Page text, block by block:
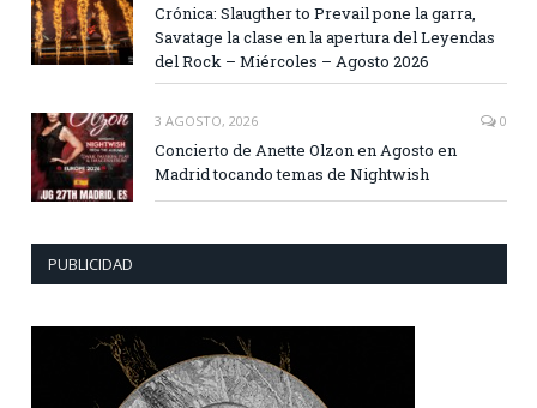
Crónica: Slaugther to Prevail pone la garra,
Savatage la clase en la apertura del Leyendas
del Rock – Miércoles – Agosto 2026
3 AGOSTO, 2026 0
Concierto de Anette Olzon en Agosto en
Madrid tocando temas de Nightwish
PUBLICIDAD